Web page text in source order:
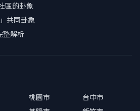
區的卦象
共同卦象
整解析
桃園市
台中市